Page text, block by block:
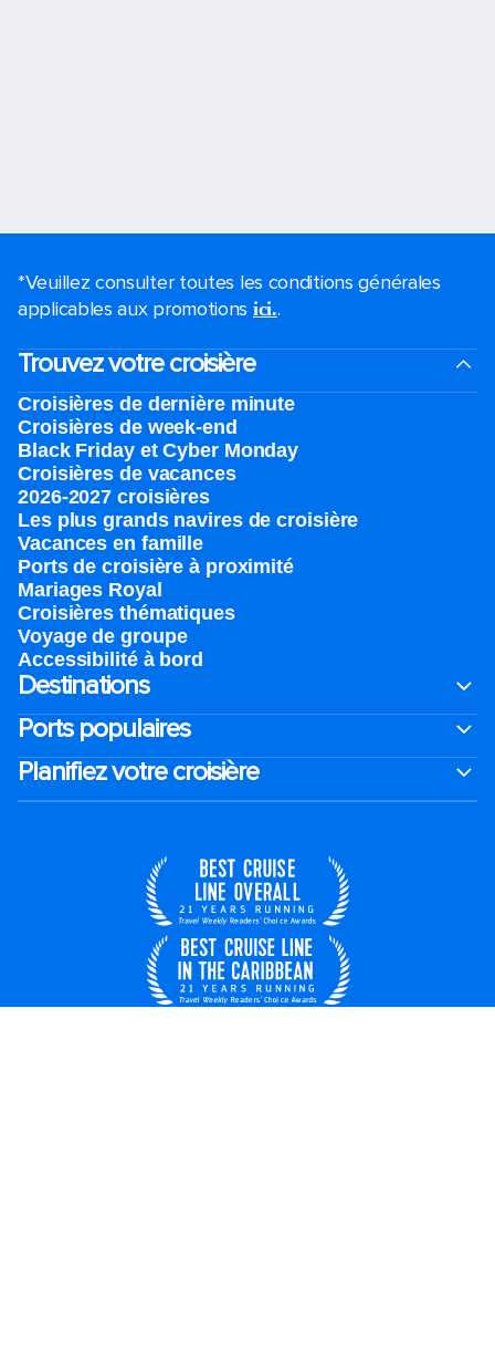
*Veuillez consulter toutes les conditions générales
applicables aux promotions ici..
Trouvez votre croisière
Croisières de dernière minute
Croisières de week-end
Black Friday et Cyber Monday
Croisières de vacances
2026-2027 croisières
Les plus grands navires de croisière
Vacances en famille
Ports de croisière à proximité
Mariages Royal
Croisières thématiques
Voyage de groupe​
Accessibilité à bord​
Destinations
Ports populaires
Planifiez votre croisière